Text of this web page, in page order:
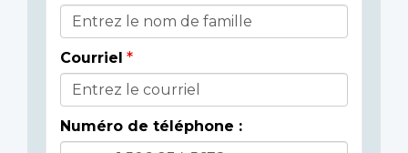
Courriel
Numéro de téléphone :